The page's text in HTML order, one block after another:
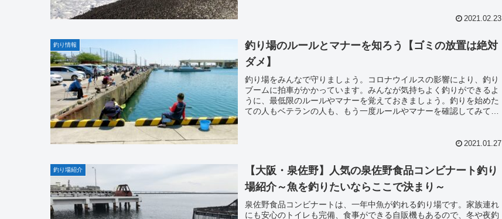
2021.02.23
釣り情報
釣り場のルールとマナーを知ろう【ゴミの放置は絶対
ダメ】
釣り場をみんなで守りましょう。コロナウイルスの影響により、釣り
ブームに拍車がかかっています。みんなが気持ちよく釣りができるよ
うに、最低限のルールやマナーを覚えておきましょう。釣りを始めた
ての人もベテランの人も、もう一度ルールやマナーを確認してみてく
2021.01.27
釣り場紹介
【大阪・泉佐野】人気の泉佐野食品コンビナート釣り
場紹介～魚を釣りたいならここで決まり～
泉佐野食品コンビナートは、一年中魚が釣れる釣り場です。家族連れ
にも安心のトイレも完備、食事ができる自販機もあるので、冬や夜釣